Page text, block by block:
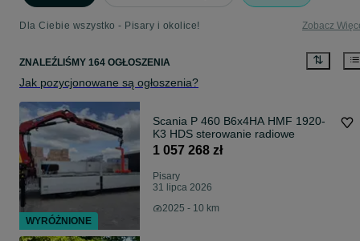
Dla Ciebie wszystko - Pisary i okolice! Zobacz
ZNALEŹLIŚMY 164 OGŁOSZENIA
Jak pozycjonowane są ogłoszenia?
Scania P 460 B6x4HA HMF 1920-
K3 HDS sterowanie radiowe
1 057 268 zł
Pisary
31 lipca 2026
2025 - 10 km
WYRÓŻNIONE